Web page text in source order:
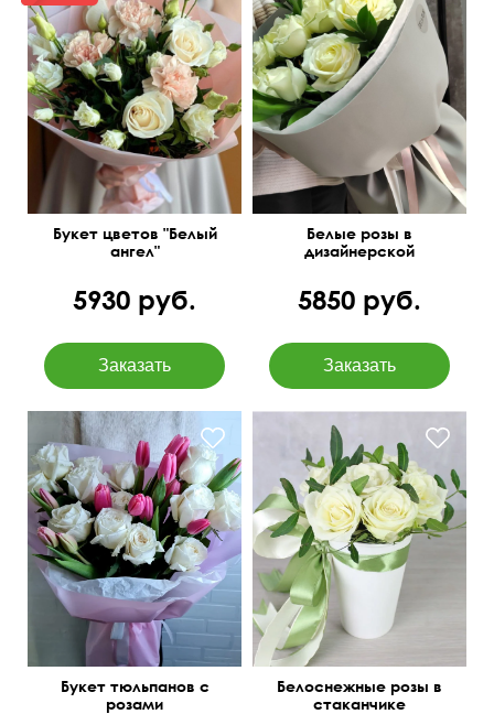
50 см 40 см
Букет цветов "Белый
ангел"
5930 руб.
50 см
Белые розы в
дизайнерской
5850 руб.
50 см 40 см
Букет тюльпанов с
розами
Доставка от 120 минут
Белоснежные розы в
стаканчике